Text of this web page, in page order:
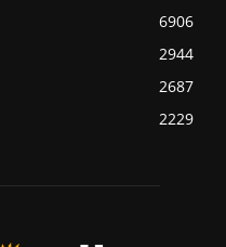
6906
2944
2687
2229